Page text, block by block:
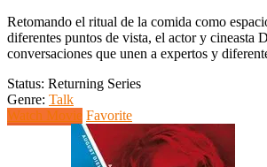
Retomando el ritual de la comida como
diferentes puntos de vista, el actor y cineasta
conversaciones que unen a expertos y
Status: Returning Series
Genre: Talk
Watch Movie Favorite